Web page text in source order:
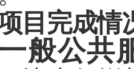
目完成情
般公共